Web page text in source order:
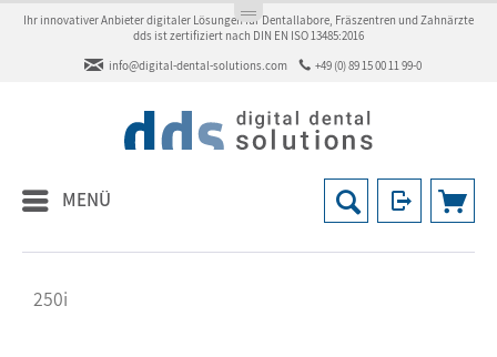
Ihr innovativer Anbieter digitaler Lösungen für Dentallabore, Fräszentren und Zahnärzte
dds ist zertifiziert nach DIN EN ISO 13485:2016
info@digital-dental-solutions.com
+49 (0) 89 15 00 11 99-0
MENÜ
250i